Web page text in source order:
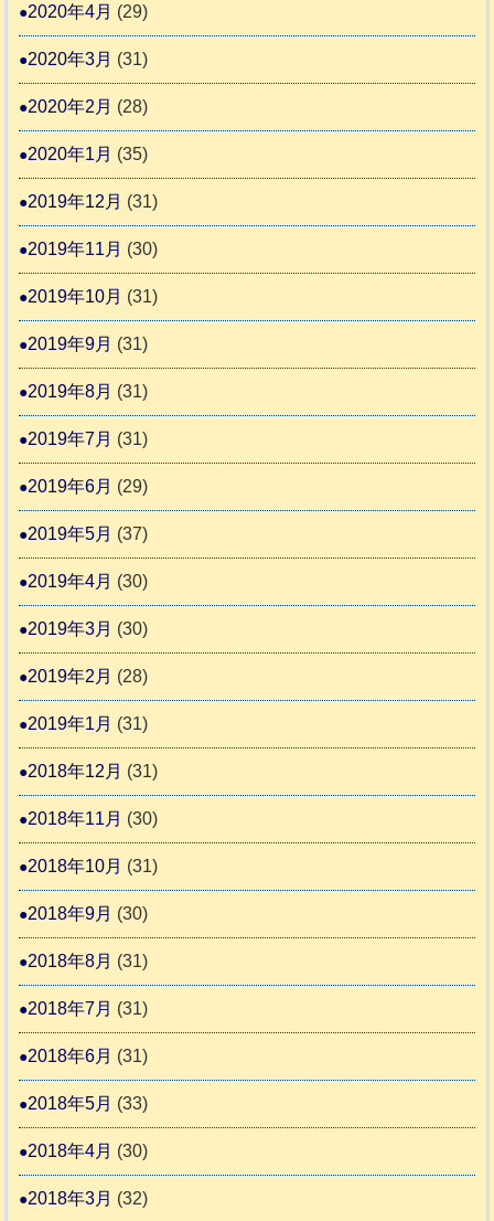
2020年4月 (29)
2020年3月 (31)
2020年2月 (28)
2020年1月 (35)
2019年12月 (31)
2019年11月 (30)
2019年10月 (31)
2019年9月 (31)
2019年8月 (31)
2019年7月 (31)
2019年6月 (29)
2019年5月 (37)
2019年4月 (30)
2019年3月 (30)
2019年2月 (28)
2019年1月 (31)
2018年12月 (31)
2018年11月 (30)
2018年10月 (31)
2018年9月 (30)
2018年8月 (31)
2018年7月 (31)
2018年6月 (31)
2018年5月 (33)
2018年4月 (30)
2018年3月 (32)